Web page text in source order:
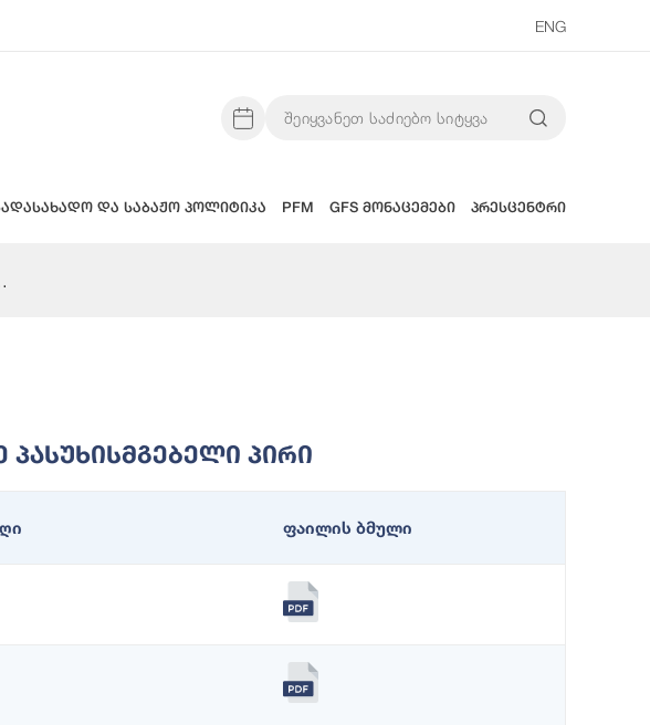
ENG
და საბაჟო პოლიტიკა PFM GFS მონაცემები პრესცენტრი
Პირი
ფაილის ბმული